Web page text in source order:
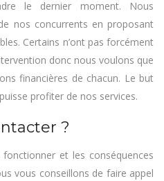
le dernier moment. Nous
nos concurrents en proposant
Certains n’ont pas forcément
donc nous voulons que
financières de chacun. Le but
profiter de nos services.
?
et les conséquences
vous conseillons de faire appel